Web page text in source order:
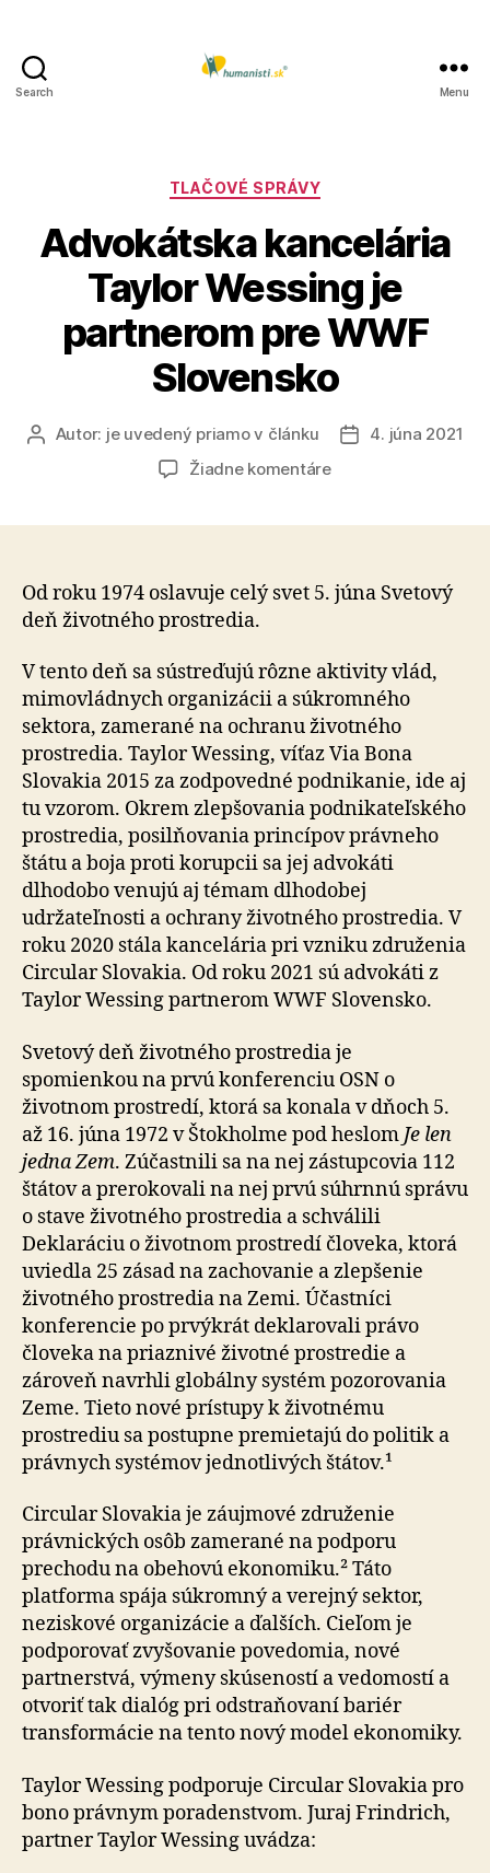
Search Menu
Kategórie
TLAČOVÉ SPRÁVY
Advokátska kancelária
Taylor Wessing je
partnerom pre WWF
Slovensko
AutorAutor: je uvedený priamo v článku
Dátum
4. júna 2021
Žiadne komentárena
je
WWF
Slovensko
Od roku 1974 oslavuje celý svet 5. júna Svetový
deň životného prostredia.
V tento deň sa sústreďujú rôzne aktivity vlád,
mimovládnych organizácii a súkromného
sektora, zamerané na ochranu životného
prostredia. Taylor Wessing, víťaz Via Bona
Slovakia 2015 za zodpovedné podnikanie, ide aj
tu vzorom. Okrem zlepšovania podnikateľského
prostredia, posilňovania princípov právneho
štátu a boja proti korupcii sa jej advokáti
dlhodobo venujú aj témam dlhodobej
udržateľnosti a ochrany životného prostredia. V
roku 2020 stála kancelária pri vzniku združenia
Circular Slovakia. Od roku 2021 sú advokáti z
Taylor Wessing partnerom WWF Slovensko.
Svetový deň životného prostredia je
spomienkou na prvú konferenciu OSN o
životnom prostredí, ktorá sa konala v dňoch 5.
až 16. júna 1972 v Štokholme pod heslom Je len
jedna Zem. Zúčastnili sa na nej zástupcovia 112
štátov a prerokovali na nej prvú súhrnnú správu
o stave životného prostredia a schválili
Deklaráciu o životnom prostredí človeka, ktorá
uviedla 25 zásad na zachovanie a zlepšenie
životného prostredia na Zemi. Účastníci
konferencie po prvýkrát deklarovali právo
človeka na priaznivé životné prostredie a
zároveň navrhli globálny systém pozorovania
Zeme. Tieto nové prístupy k životnému
prostrediu sa postupne premietajú do politik a
právnych systémov jednotlivých štátov.¹
Circular Slovakia je záujmové združenie
právnických osôb zamerané na podporu
prechodu na obehovú ekonomiku.² Táto
platforma spája súkromný a verejný sektor,
neziskové organizácie a ďalších. Cieľom je
podporovať zvyšovanie povedomia, nové
partnerstvá, výmeny skúseností a vedomostí a
otvoriť tak dialóg pri odstraňovaní bariér
transformácie na tento nový model ekonomiky.
Taylor Wessing podporuje Circular Slovakia pro
bono právnym poradenstvom. Juraj Frindrich,
partner Taylor Wessing uvádza: